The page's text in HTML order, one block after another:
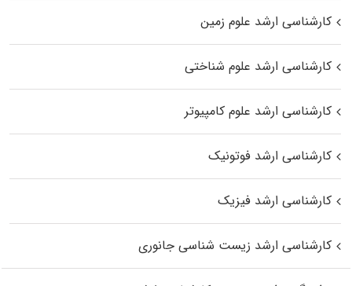
کارشناسی ارشد علوم زمین
کارشناسی ارشد علوم شناختی
کارشناسی ارشد علوم کامپیوتر
کارشناسی ارشد فوتونیک
کارشناسی ارشد فیزیک
کارشناسی ارشد زیست‌ شناسی جانوری